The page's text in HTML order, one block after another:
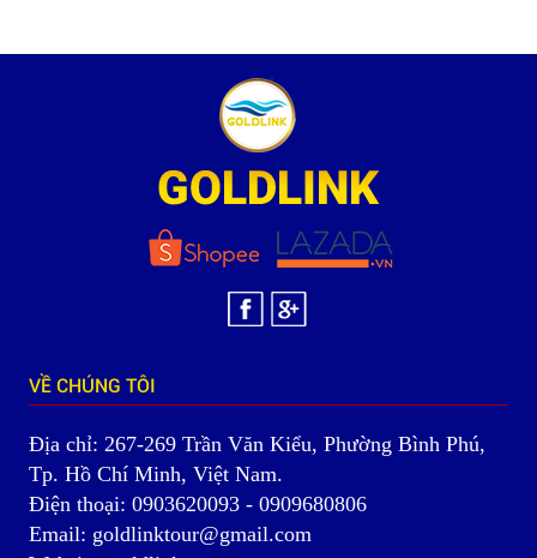
VỀ CHÚNG TÔI
Địa chỉ: 267-269 Trần Văn Kiểu, Phường Bình Phú,
Tp. Hồ Chí Minh, Việt Nam.
Điện thoại: 0903620093 - 0909680806
Email: goldlinktour@gmail.com